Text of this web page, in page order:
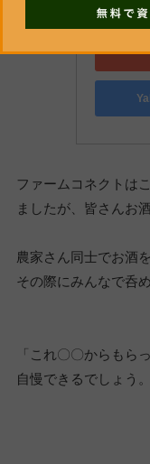
ファームコネクトは
ましたが、皆さんお
農家さん同士でお酒
その際にみんなで呑
「これ〇〇からもら
自慢できるでしょう。